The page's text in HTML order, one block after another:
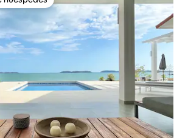
Favorito entre huéspedes